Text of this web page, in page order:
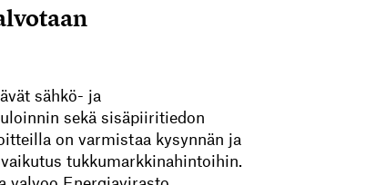
sähkö- ja
sekä sisäpiiritiedon
on varmistaa kysynnän ja
tukkumarkkinahintoihin.